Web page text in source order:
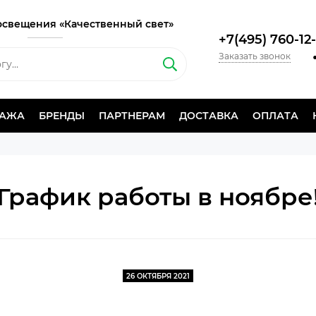
«Качественный свет»
+7(495) 760-
Заказать звонок
БРЕНДЫ ПАРТНЕРАМ ДОСТАВКА ОПЛАТА
работы в
26 ОКТЯБРЯ 2021